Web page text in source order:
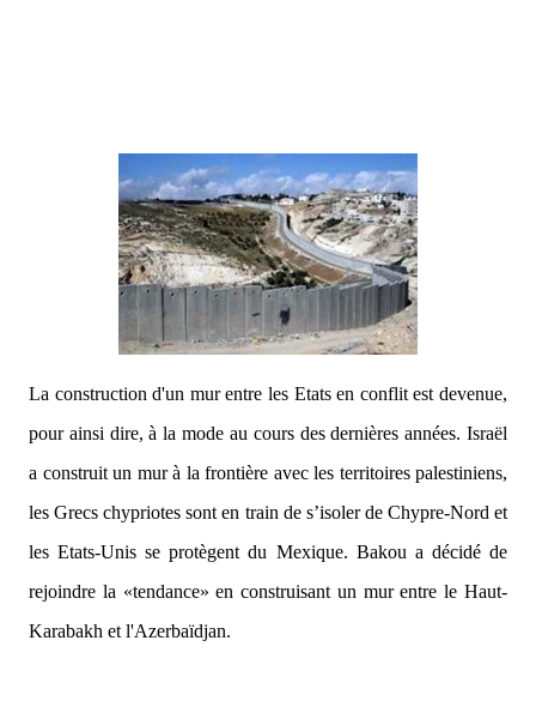
La construction d'un mur entre les Etats en conflit est devenue,
pour ainsi dire, à la mode au cours des dernières années. Israël
a construit un mur à la frontière avec les territoires palestiniens,
les Grecs chypriotes sont en train de s’isoler de Chypre-Nord et
les Etats-Unis se protègent du Mexique. Bakou a décidé de
rejoindre la «tendance» en construisant un mur entre le Haut-
Karabakh et l'Azerbaïdjan.